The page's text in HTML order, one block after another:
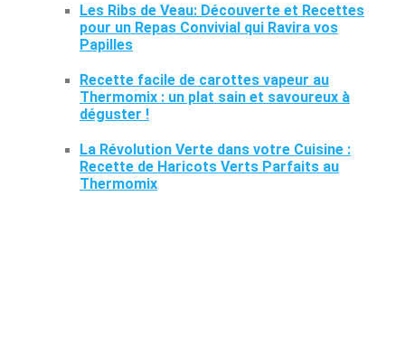
Les Ribs de Veau: Découverte et Recettes
pour un Repas Convivial qui Ravira vos
Papilles
Recette facile de carottes vapeur au
Thermomix : un plat sain et savoureux à
déguster !
La Révolution Verte dans votre Cuisine :
Recette de Haricots Verts Parfaits au
Thermomix